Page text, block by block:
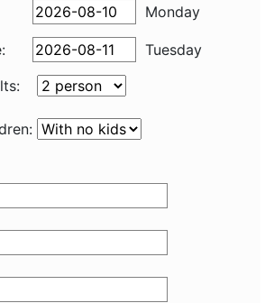
Monday
Tuesday